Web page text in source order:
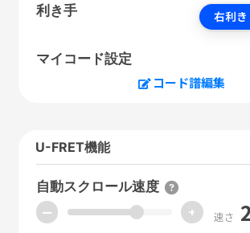
利き手 右利き
マイコード設定
コード譜編集
U-FRET機能
自動スクロール速度
ー + 速さ